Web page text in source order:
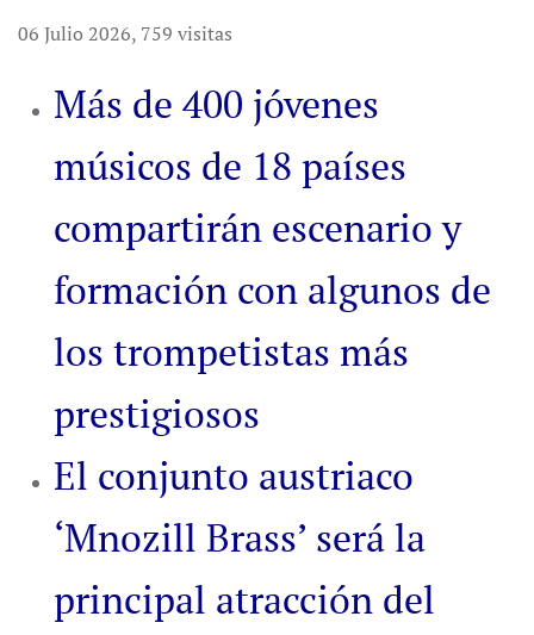
06 Julio 2026, 759 visitas
Más de 400 jóvenes
músicos de 18 países
compartirán escenario y
formación con algunos de
los trompetistas más
prestigiosos
El conjunto austriaco
‘Mnozill Brass’ será la
principal atracción del